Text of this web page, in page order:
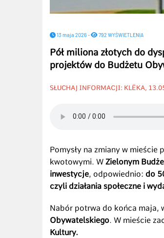
13 maja 2026 - 792 WYŚWIETLENIA
Pół miliona złotych do
projektów do Budżetu
SŁUCHAJ INFORMACJI: KLËKA,
Pomysły na zmiany w
kwotowymi. W Zielonym
inwestycje, odpowiednio: do
czyli działania społeczne i
Nabór potrwa do końca maja,
Obywatelskiego. W mieście
Kultury.